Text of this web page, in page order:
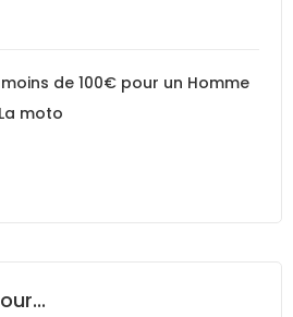
de 100€ pour un Homme
moto